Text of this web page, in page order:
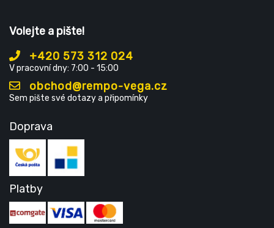
Volejte a pište!
+420 573 312 024
V pracovní dny: 7:00 - 15:00
obchod@rempo-vega.cz
Sem pište své dotazy a připomínky
Doprava
Platby